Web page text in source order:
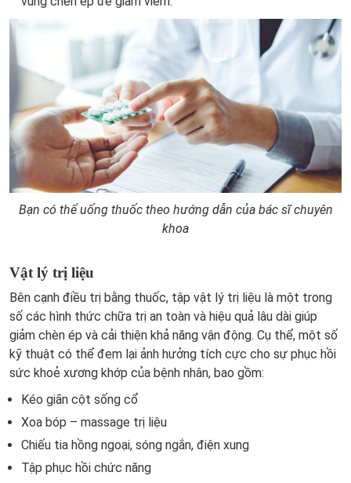
Bạn có thể uống thuốc theo hướng dẫn của bác sĩ chuyên
khoa
Vật lý trị liệu
Bên cạnh điều trị bằng thuốc, tập vật lý trị liệu là một trong
số các hình thức chữa trị an toàn và hiệu quả lâu dài giúp
giảm chèn ép và cải thiện khả năng vận động. Cụ thể, một số
kỹ thuật có thể đem lại ảnh hưởng tích cực cho sự phục hồi
sức khoẻ xương khớp của bệnh nhân, bao gồm:
Kéo giãn cột sống cổ
Xoa bóp – massage trị liệu
Chiếu tia hồng ngoại, sóng ngắn, điện xung
Tập phục hồi chức năng